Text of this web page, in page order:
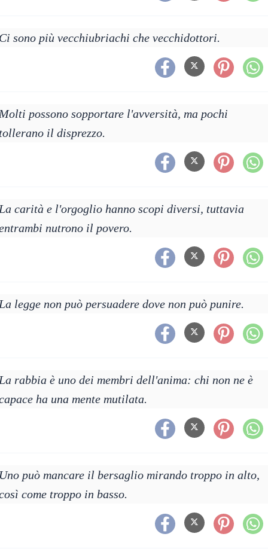
sono più vecchiubriachi che vecchidottori.
possono sopportare l'avversità, ma pochi
il disprezzo.
carità e l'orgoglio hanno scopi diversi, tuttavia
nutrono il povero.
legge non può persuadere dove non può punire.
rabbia è uno dei membri dell'anima: chi non ne è
ha una mente mutilata.
può mancare il bersaglio mirando troppo in alto,
come troppo in basso.